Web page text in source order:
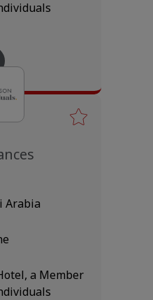
Arabia
a Member